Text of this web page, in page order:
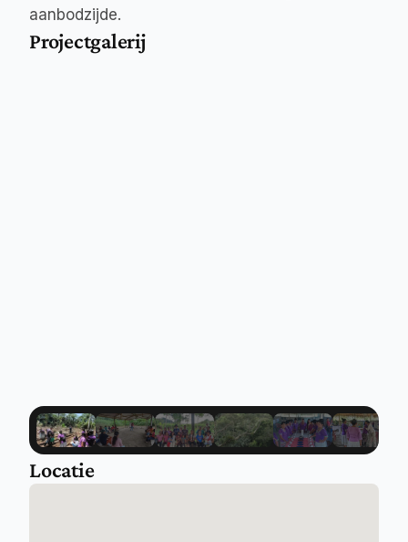
aanbodzijde.
Projectgalerij
Locatie